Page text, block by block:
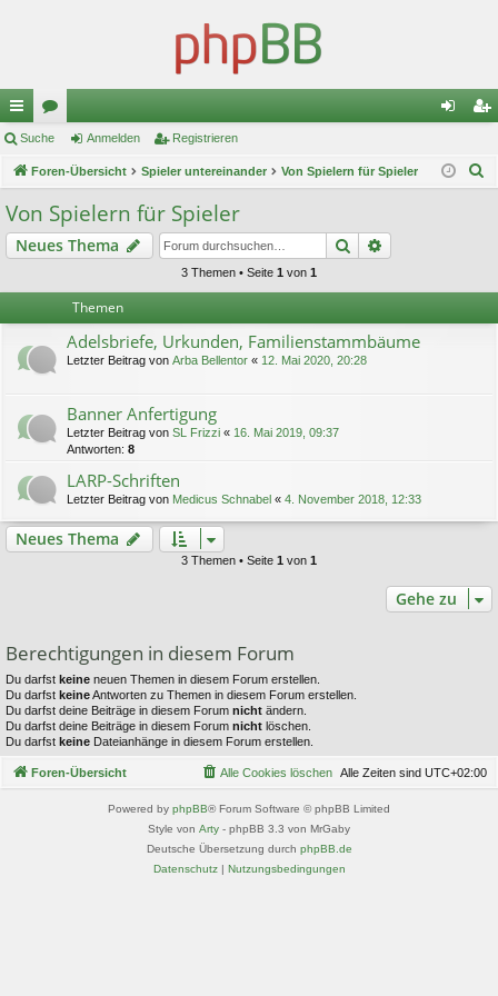
ch
ne
llz
ug
or
en m ist
Suche Anmelden Registrieren
Foren-Übersicht Spieler untereinander Von Spielern für Spieler
Von Spielern für Spieler
Neues Thema Suche
3 Themen • Seite 1 von 1
Themen
Adelsbriefe, Urkunden, Familienstammbäume
Letzter Beitrag von Arba Bellentor « 12. Mai 2020, 20:28
Banner Anfertigung
Letzter Beitrag von SL Frizzi « 16. Mai 2019, 09:37
Antworten: 8
LARP-Schriften
Letzter Beitrag von Medicus Schnabel « 4. November 2018, 12:33
Neues Thema
3 Themen • Seite 1 von 1
Gehe zu
Berechtigungen in diesem Forum
Du darfst keine neuen Themen in diesem Forum erstellen.
Du darfst keineAntworten zu Themen in diesem Forum erstellen.
Du darfst deine Beiträge in diesem Forum nicht ändern.
Du darfst deine Beiträge in diesem Forum nicht löschen.
Du darfst keine Dateianhänge in diesem Forum erstellen.
Foren-Übersicht Alle Zeiten sind UTC+02:00
Alle Cookies löschen
Powered by phpBB® Forum Software © phpBB Limited
Style von Arty - phpBB 3.3 von MrGaby
Deutsche Übersetzung durch phpBB.de
Datenschutz| Nutzungsbedingungen